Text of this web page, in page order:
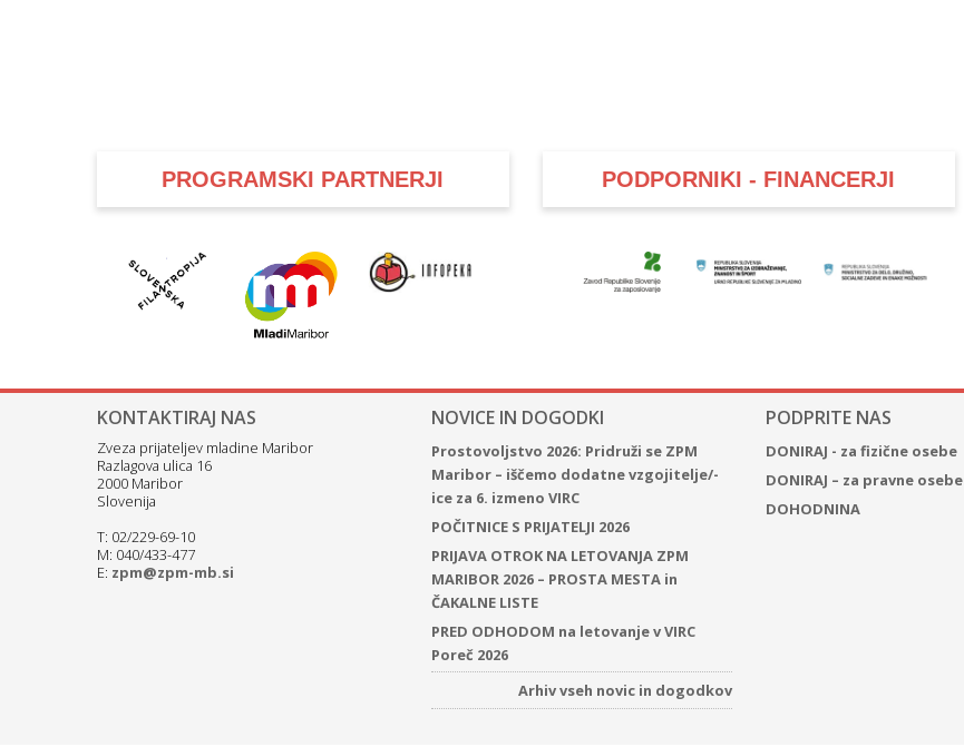
PROGRAMSKI PARTNERJI PODPORNIKI - FINANCERJI
KONTAKTIRAJ NAS
Zveza prijateljev mladine Maribor
Razlagova ulica 16
2000 Maribor
Slovenija
T: 02/229-69-10
M: 040/433-477
E: zpm@zpm-mb.si
NOVICE IN DOGODKI
Prostovoljstvo 2026: Pridruži se ZPM
Maribor – iščemo dodatne vzgojitelje/-
ice za 6. izmeno VIRC
POČITNICE S PRIJATELJI 2026
PRIJAVA OTROK NA LETOVANJA ZPM
MARIBOR 2026 – PROSTA MESTA in
ČAKALNE LISTE
PRED ODHODOM na letovanje v VIRC
Poreč 2026
Arhiv vseh novic in dogodkov
PODPRITE NAS
DONIRAJ - za fizične osebe
DONIRAJ – za pravne osebe
DOHODNINA